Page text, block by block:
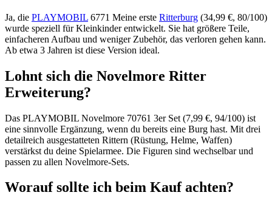
Ja, die PLAYMOBIL 6771 Meine erste Ritterburg (34,99 €, 80/100)
wurde speziell für Kleinkinder entwickelt. Sie hat größere Teile,
einfacheren Aufbau und weniger Zubehör, das verloren gehen kann.
Ab etwa 3 Jahren ist diese Version ideal.
Lohnt sich die Novelmore Ritter
Erweiterung?
Das PLAYMOBIL Novelmore 70761 3er Set (7,99 €, 94/100) ist
eine sinnvolle Ergänzung, wenn du bereits eine Burg hast. Mit drei
detailreich ausgestatteten Rittern (Rüstung, Helme, Waffen)
verstärkst du deine Spielarmee. Die Figuren sind wechselbar und
passen zu allen Novelmore-Sets.
Worauf sollte ich beim Kauf achten?